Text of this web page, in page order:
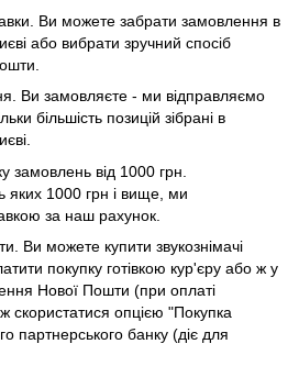
Ви можете забрати замовлення в
або вибрати зручний спосіб
Ви замовляєте - ми відправляємо
більшість позицій зібрані в
замовлень від 1000 грн.
яких 1000 грн і вище, ми
за наш рахунок.
Ви можете купити звукознімачі
покупку готівкою кур'єру або ж у
Нової Пошти (при оплаті
скористатися опцією "Покупка
партнерського банку (діє для